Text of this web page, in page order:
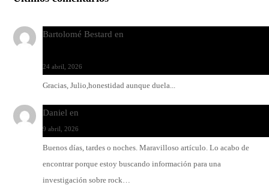
Bartolomé Bestard en
24 abril, 2026
Gracias, Julio,honestidad aunque duela...
Daniel en
9 abril, 2026
Buenos días, tardes o noches. Maravilloso artículo. Lo acabo de
encontrar porque estoy buscando información para una
investigación sobre rock…